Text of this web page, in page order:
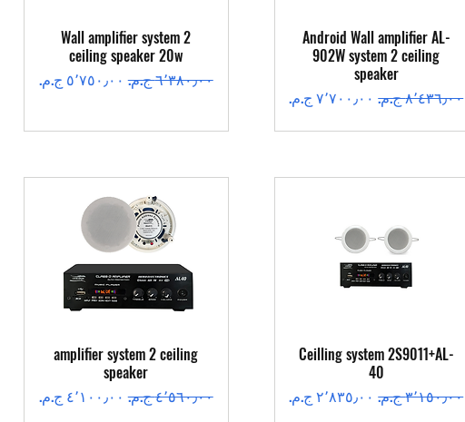
العرض السريع
Android Wall amplifier AL-
902W system 2 ceiling
speaker
سعر عادي‏٨٬٤٣٦٫٠٠ ج.م.‏ سعر البيع
العرض السريع
Wall amplifier system 2
ceiling speaker 20w
سعر عادي‏٦٬٣٨٠٫٠٠ ج.م.‏ سعر البيع
العرض السريع
Ceilling system 2S9011+AL-
40
سعر عادي‏٣٬١٥٠٫٠٠ ج.م.‏ سعر البيع
العرض السريع
amplifier system 2 ceiling
speaker
سعر عادي‏٤٬٥٦٠٫٠٠ ج.م.‏ سعر البيع